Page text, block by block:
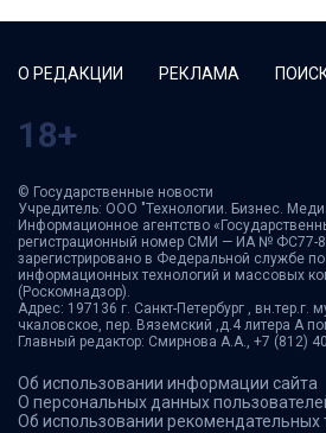
О РЕДАКЦИИ РЕКЛАМА
18+
© Государственные новости
Учредитель: ООО "Технологии. Бизнес.
Информационное агентство
регистрационный номер СМИ — ИА № ФС77-
зарегистрировано в Федеральной службе
информационных технологий и массовых
(Роскомнадзор).
Адрес: 197136 г. Санкт-Петербург , вн.тер.г.
чкаловское, пер. Вяземский ,д.4 литера А
Главный редактор: Смирнова А.А., +7 (812)
Об использовании информации сайта
О персональных данных
Об использовании рекомендательных